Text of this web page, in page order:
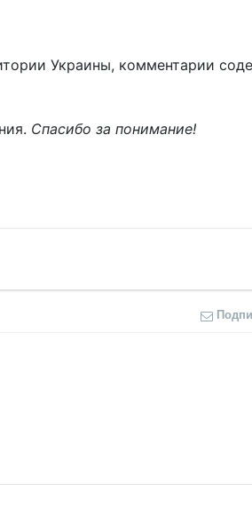
Украины, комментарии
Спасибо за понимание!